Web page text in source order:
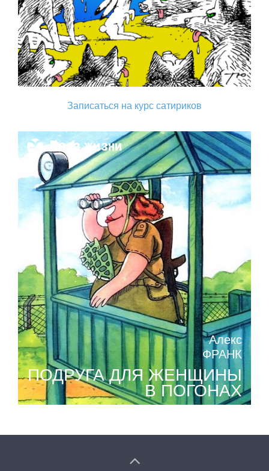
Записаться на курс сатириков
Поза жизни
Алекс
ФРАНК
ПОДРУГА ДЛЯ ЖЕНЩИНЫ
В ПОГОНАХ